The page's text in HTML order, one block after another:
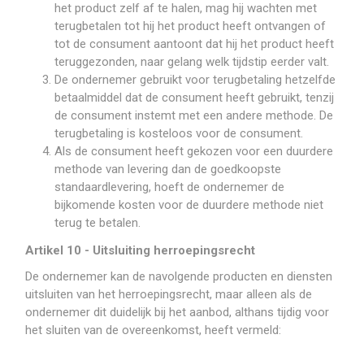
het product zelf af te halen, mag hij wachten met
terugbetalen tot hij het product heeft ontvangen of
tot de consument aantoont dat hij het product heeft
teruggezonden, naar gelang welk tijdstip eerder valt.
De ondernemer gebruikt voor terugbetaling hetzelfde
betaalmiddel dat de consument heeft gebruikt, tenzij
de consument instemt met een andere methode. De
terugbetaling is kosteloos voor de consument.
Als de consument heeft gekozen voor een duurdere
methode van levering dan de goedkoopste
standaardlevering, hoeft de ondernemer de
bijkomende kosten voor de duurdere methode niet
terug te betalen.
Artikel 10 - Uitsluiting herroepingsrecht
De ondernemer kan de navolgende producten en diensten
uitsluiten van het herroepingsrecht, maar alleen als de
ondernemer dit duidelijk bij het aanbod, althans tijdig voor
het sluiten van de overeenkomst, heeft vermeld: